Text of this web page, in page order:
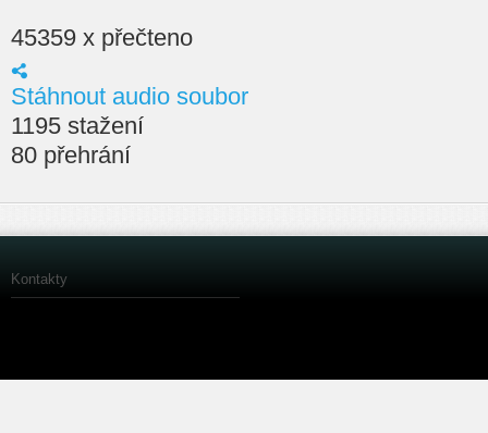
45359 x přečteno
Stáhnout audio soubor
1195 stažení
80 přehrání
Kontakty